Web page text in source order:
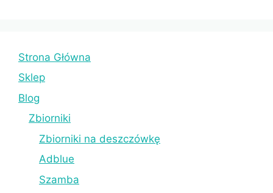
Strona Główna
Sklep
Blog
Zbiorniki
Zbiorniki na deszczówkę
Adblue
Szamba